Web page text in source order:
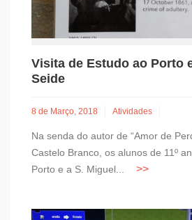
Visita de Estudo ao Porto
Seide
8 de Março, 2018 Atividades
Na senda do autor de “Amor de
Castelo Branco, os alunos de 11º
Porto e a S. Miguel...